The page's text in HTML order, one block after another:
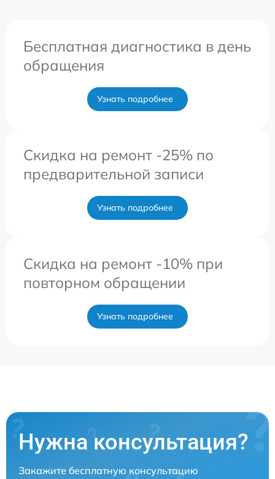
Бесплатная диагностика в день
обращения
Узнать подробнее
Скидка на ремонт -25% по
предварительной записи
Узнать подробнее
Скидка на ремонт -10% при
повторном обращении
Узнать подробнее
Нужна консультация?
Закажите бесплатную консультацию